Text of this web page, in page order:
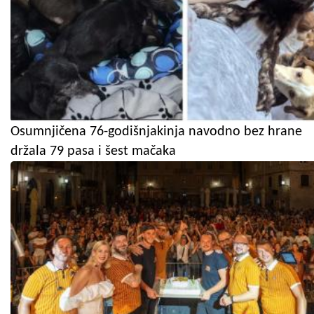
Osumnjičena 76-godišnjakinja navodno bez hrane
držala 79 pasa i šest mačaka